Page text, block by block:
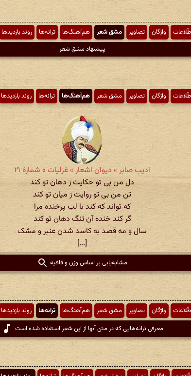
واژگان تصاویر مشق شعر هم‌آهنگ‌ها ترانه‌ها روند بازدیدها
پیشنهاد مشق شعر
واژگان تصاویر مشق شعر هم‌آهنگ‌ها ترانه‌ها روند بازدیدها
ادیب صابر » دیوان اشعار » غزلیات » شمارهٔ ۲۱
دل من بی تو حکایت ز دهان تو کند
تن من بی تو روایت ز میان تو کند
که تواند که کند با لب پرخنده مرا
گر کند خنده آن تنگ دهان تو کند
سال و مه قصد به کاسد شدن عنبر و مشک
[...]
مشابه‌یابی بر اساس وزن و قافیه
واژگان تصاویر مشق شعر هم‌آهنگ‌ها ترانه‌ها روند بازدیدها
معرفی ترانه‌هایی که در متن آنها از این شعر استفاده شده است